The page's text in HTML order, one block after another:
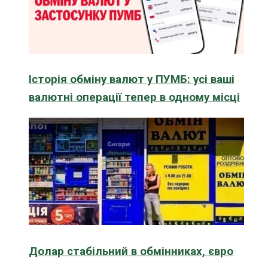
Історія обміну валют у ПУМБ: усі ваші
валютні операції тепер в одному місці
Долар стабільний в обмінниках, євро